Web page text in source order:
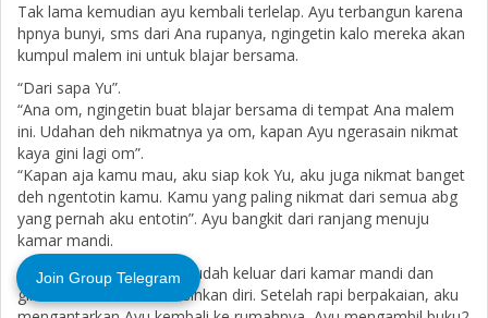
Tak lama kemudian ayu kembali terlelap. Ayu terbangun karena
hpnya bunyi, sms dari Ana rupanya, ngingetin kalo mereka akan
kumpul malem ini untuk blajar bersama.
“Dari sapa Yu”.
“Ana om, ngingetin buat blajar bersama di tempat Ana malem
ini. Udahan deh nikmatnya ya om, kapan Ayu ngerasain nikmat
kaya gini lagi om”.
“Kapan aja kamu mau, aku siap kok Yu, aku juga nikmat banget
deh ngentotin kamu. Kamu yang paling nikmat dari semua abg
yang pernah aku entotin”. Ayu bangkit dari ranjang menuju
kamar mandi.
Gak lama kemudian dia sudah keluar dari kamar mandi dan
giliranku untuk membersihkan diri. Setelah rapi berpakaian, aku
Join Group Telegram